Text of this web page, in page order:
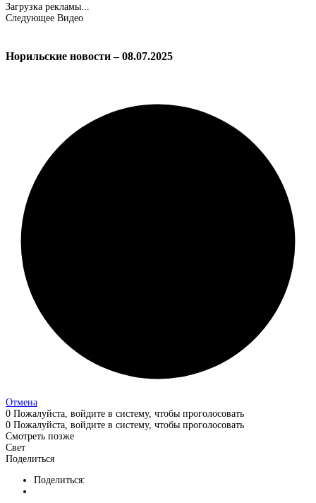
Загрузка рекламы...
Следующее Видео
Норильские новости – 08.07.2025
Отмена
0 Пожалуйста, войдите в систему, чтобы проголосовать
0 Пожалуйста, войдите в систему, чтобы проголосовать
Смотреть позже
Свет
Поделиться
Поделиться: